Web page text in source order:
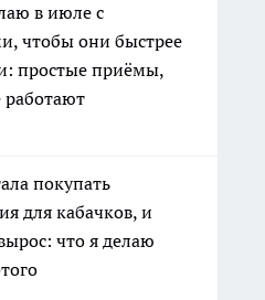
в июле с
чтобы они быстрее
простые приёмы,
работают
покупать
для кабачков, и
что я делаю